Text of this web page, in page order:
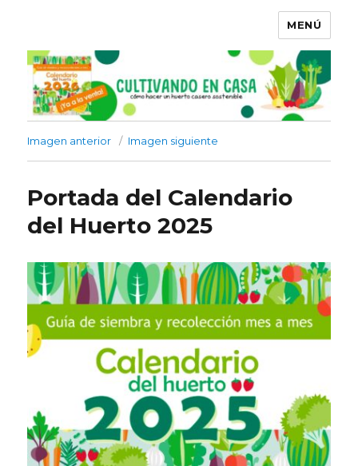
MENÚ
Imagen anterior Imagen siguiente
Portada del Calendario
del Huerto 2025